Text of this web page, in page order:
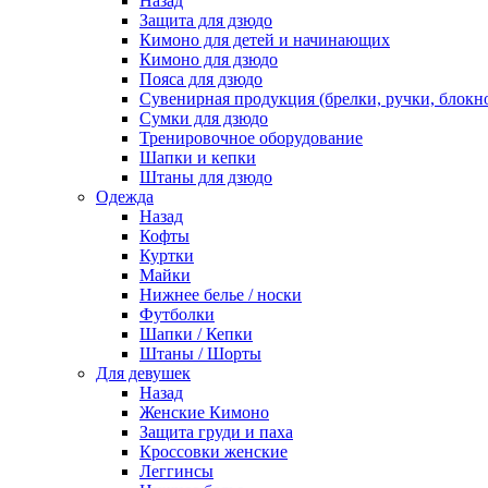
Защита для дзюдо
Кимоно для детей и начинающих
Кимоно для дзюдо
Пояса для дзюдо
Сувенирная продукция (брелки, ручки,
Сумки для дзюдо
Тренировочное оборудование
Шапки и кепки
Штаны для дзюдо
Одежда
Назад
Кофты
Куртки
Майки
Нижнее белье / носки
Футболки
Шапки / Кепки
Штаны / Шорты
Для девушек
Назад
Женские Кимоно
Защита груди и паха
Кроссовки женские
Леггинсы